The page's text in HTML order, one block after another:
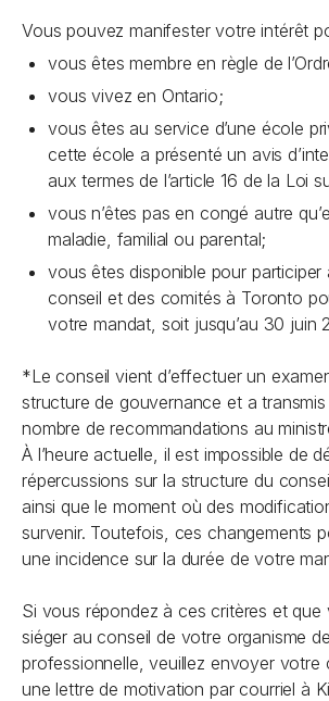
Vous pouvez manifester votre intérêt
vous êtes membre en règle de
vous vivez en Ontario;
vous êtes au service d’une école
cette école a présenté un avis
aux termes de l’article 16 de la Loi
vous n’êtes pas en congé autre
maladie, familial ou parental;
vous êtes disponible pour participer
conseil et des comités à Toronto
votre mandat, soit jusqu’au 30 juin
*Le conseil vient d’effectuer un
structure de gouvernance et a
nombre de recommandations au
À l’heure actuelle, il est impossible de
répercussions sur la structure du
ainsi que le moment où des
survenir. Toutefois, ces changements
une incidence sur la durée de votre
Si vous répondez à ces critères et que
siéger au conseil de votre organisme
professionnelle, veuillez envoyer
une lettre de motivation par courriel à